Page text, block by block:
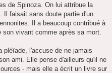
de Spinoza. On lui attribue la
Il faisait sans doute partie d'un
Il a beaucoup contribué à
vivant comme après sa mort.
pléïade, l'accuse de ne jamais
ami. Elle pense d'ailleurs qu'il ne
- mais elle a écrit un livre sur